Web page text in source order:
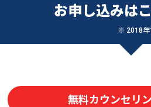
お申し込みは
※ 2018年
無料カウンセリ